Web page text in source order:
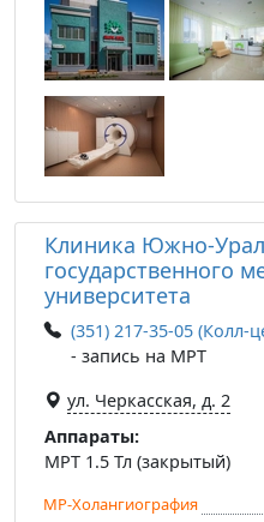
Клиника Южно-
государственного
университета
(351) 217-35-05 (Колл-
- запись на МРТ
ул. Черкасская, д. 2
Аппараты:
МРТ 1.5 Тл (закрытый)
МР-Холангиография